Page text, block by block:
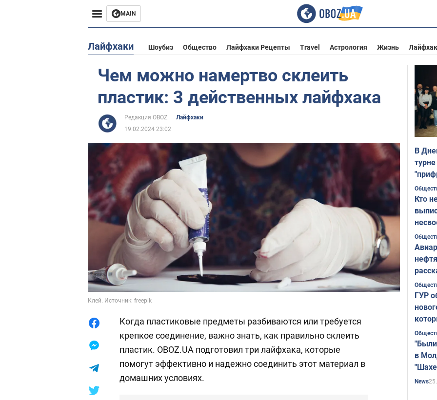
MAIN
Европа
Африка
Лайфхаки
Лайфхаки Шоубиз Общество Лайфхаки Рецепты Travel Астрология Жизнь
Чем можно намертво склеить
пластик: 3 действенных лайфхака
Редакция OBOZ
Лайфхаки
19.02.2024 23:02
Клей. Источник: freepik
Когда пластиковые предметы разбиваются или требуется
крепкое соединение, важно знать, как правильно склеить
пластик. OBOZ.UA подготовил три лайфхака, которые
помогут эффективно и надежно соединить этот материал в
домашних условиях.
В
Кто
ГУР
в
News